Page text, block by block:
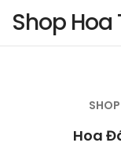
Shop Hoa
Hoa